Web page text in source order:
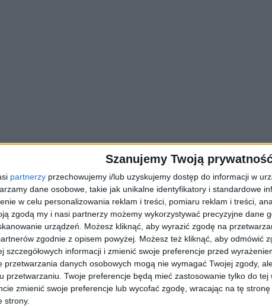
Szanujemy Twoją
partnerzy przechowujemy i/lub uzyskujemy dostęp do informacji w
dane osobowe, takie jak unikalne identyfikatory i standardowe
w celu personalizowania reklam i treści, pomiaru reklam i treści,
zgodą my i nasi partnerzy możemy wykorzystywać precyzyjne dane
urządzeń. Możesz kliknąć, aby wyrazić zgodę na
zgodnie z opisem powyżej. Możesz też kliknąć, aby odmówić
szczegółowych informacji i zmienić swoje preferencje przed
przetwarzania danych osobowych mogą nie wymagać Twojej zgody,
przetwarzaniu. Twoje preferencje będą mieć zastosowanie tylko do tej
zmienić swoje preferencje lub wycofać zgodę, wracając na tę
strony.
Region
zabraknąć…”
wszystkim kojarzymy z wigilijną wieczerzą. Ale w każdym regionie